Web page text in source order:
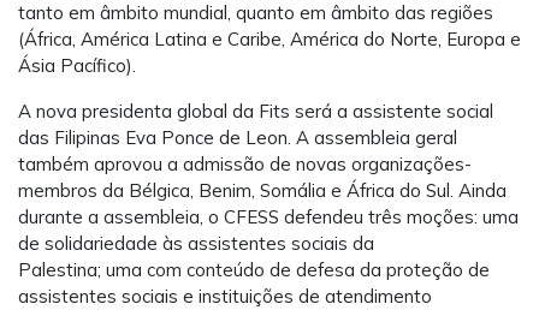
tanto em âmbito mundial, quanto em âmbito das regiões
(África, América Latina e Caribe, América do Norte, Europa e
Ásia Pacífico).
A nova presidenta global da Fits será a assistente social
das Filipinas Eva Ponce de Leon. A assembleia geral
também aprovou a admissão de novas organizações-
membros da Bélgica, Benim, Somália e África do Sul. Ainda
durante a assembleia, o CFESS defendeu três moções: uma
de solidariedade às assistentes sociais da
Palestina; uma com conteúdo de defesa da proteção de
assistentes sociais e instituições de atendimento